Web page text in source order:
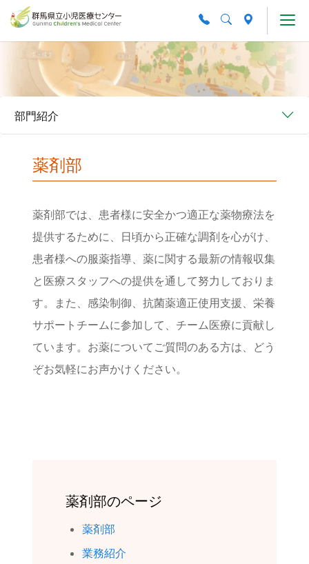
Skip to main content
部門紹介
薬剤部
薬剤部では、患者様に安全かつ適正な薬物療法を
提供するために、日頃から正確な調剤を心がけ、
患者様への服薬指導、薬に関する最新の情報収集
と医療スタッフへの提供を通して努力しておりま
す。また、感染制御、抗菌薬適正使用支援、栄養
サポートチームに参加して、チーム医療に貢献し
ています。お薬についてご質問のある方は、どう
ぞお気軽にお声かけください。
薬剤部のページ
薬剤部
業務紹介